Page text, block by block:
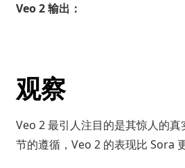
Veo 2 输出：
观察
Veo 2 最引人注目的是其惊人的
节的遵循，Veo 2 的表现比 Sora